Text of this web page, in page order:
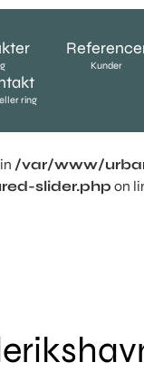
Kunder
ring
/var/www/
slider.php on